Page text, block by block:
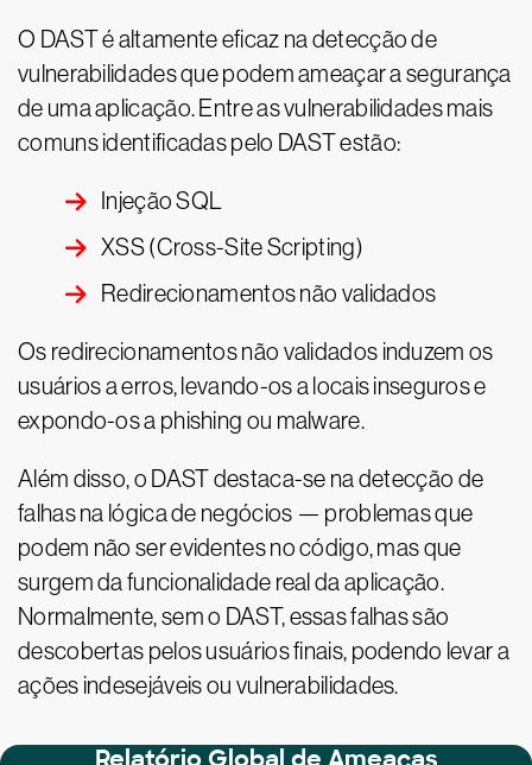
O DAST é altamente eficaz na detecção de
vulnerabilidades que podem ameaçar a segurança
de uma aplicação. Entre as vulnerabilidades mais
comuns identificadas pelo DAST estão:
Injeção SQL
XSS (Cross-Site Scripting)
Redirecionamentos não validados
Os redirecionamentos não validados induzem os
usuários a erros, levando-os a locais inseguros e
expondo-os a phishing ou malware.
Além disso, o DAST destaca-se na detecção de
falhas na lógica de negócios — problemas que
podem não ser evidentes no código, mas que
surgem da funcionalidade real da aplicação.
Normalmente, sem o DAST, essas falhas são
descobertas pelos usuários finais, podendo levar a
ações indesejáveis ou vulnerabilidades.